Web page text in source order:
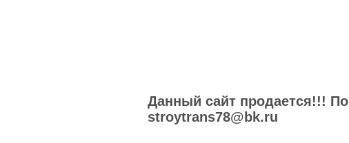
Данный сайт продается!!!
stroytrans78@bk.ru